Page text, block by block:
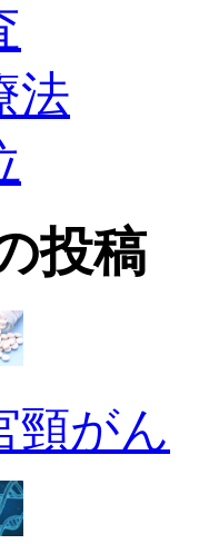
法
投稿
頸がん